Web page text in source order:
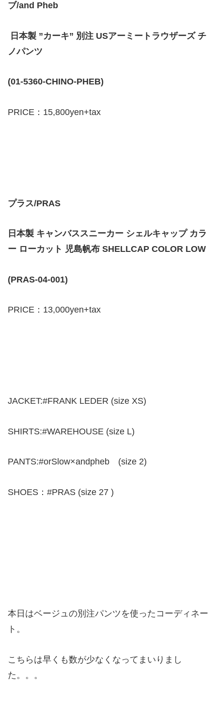
ブ/and Pheb
日本製 ”カーキ” 別注 USアーミートラウザーズ チ
ノパンツ
(01-5360-CHINO-PHEB)
PRICE：15,800yen+tax
プラス/PRAS
日本製 キャンバススニーカー シェルキャップ カラ
ー ローカット 児島帆布 SHELLCAP COLOR LOW
(PRAS-04-001)
PRICE：13,000yen+tax
JACKET:#FRANK LEDER (size XS)
SHIRTS:#WAREHOUSE (size L)
PANTS:#orSlow×andpheb (size 2)
SHOES：#PRAS (size 27 )
本日はベージュの別注パンツを使ったコーディネー
ト。
こちらは早くも数が少なくなってまいりまし
た。。。